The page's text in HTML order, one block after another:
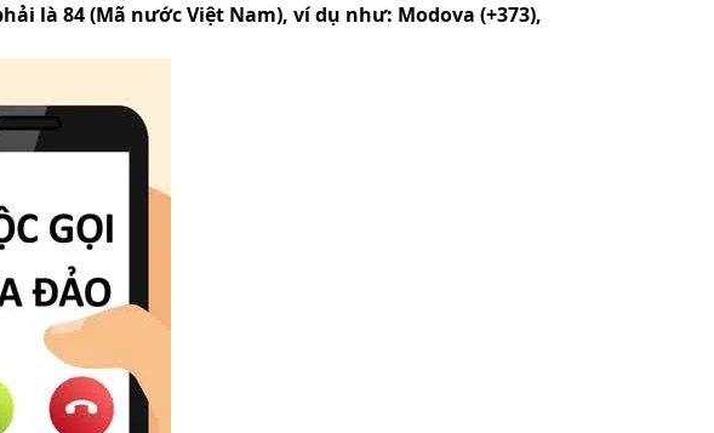
là 84 (Mã nước Việt Nam), ví dụ như: Modova (+373),